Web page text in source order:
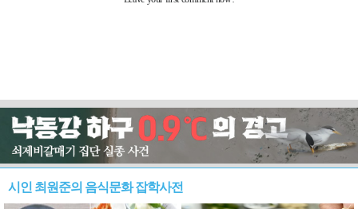
시인 최원준의 음식문화 잡학사전